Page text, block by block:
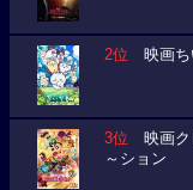
2位 映画ち
3位 映画ク
～ション